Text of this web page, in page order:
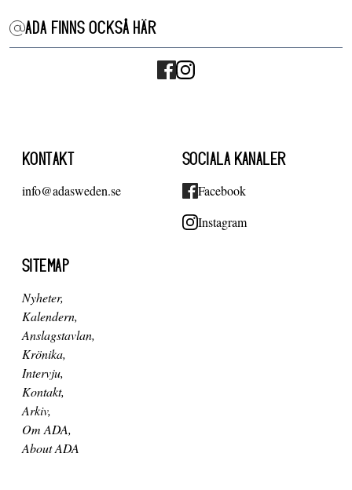
ADA FINNS OCKSÅ HÄR
KONTAKT
info@adasweden.se
SOCIALA KANALER
Facebook
Instagram
SITEMAP
Nyheter
Kalendern
Anslagstavlan
Krönika
Intervju
Kontakt
Arkiv
Om ADA
About ADA